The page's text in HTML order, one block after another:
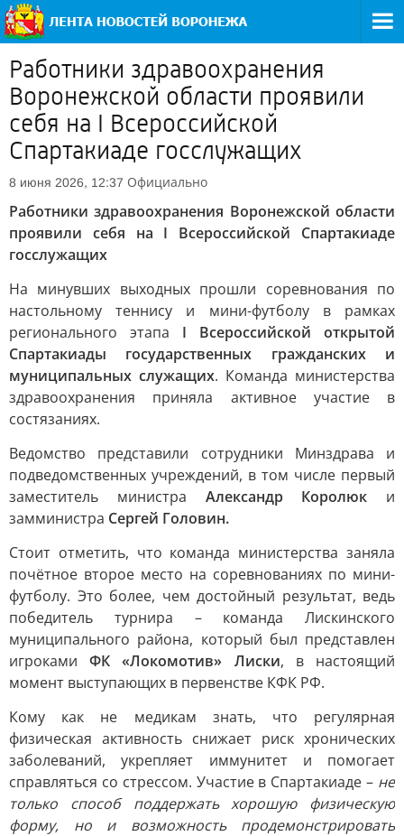
Работники здравоохранения
Воронежской области проявили
себя на I Всероссийской
Спартакиаде госслужащих
8 июня 2026, 12:37 Официально
Работники здравоохранения Воронежской области
проявили себя на I Всероссийской Спартакиаде
госслужащих
На минувших выходных прошли соревнования по
настольному теннису и мини-футболу в рамках
регионального этапа I Всероссийской открытой
Спартакиады государственных гражданских и
муниципальных служащих. Команда министерства
здравоохранения приняла активное участие в
состязаниях.
Ведомство представили сотрудники Минздрава и
подведомственных учреждений, в том числе первый
заместитель министра Александр Королюк и
замминистра Сергей Головин.
Стоит отметить, что команда министерства заняла
почётное второе место на соревнованиях по мини-
футболу. Это более, чем достойный результат, ведь
победитель турнира – команда Лискинского
муниципального района, который был представлен
игроками ФК «Локомотив» Лиски, в настоящий
момент выступающих в первенстве КФК РФ.
Кому как не медикам знать, что регулярная
физическая активность снижает риск хронических
заболеваний, укрепляет иммунитет и помогает
справляться со стрессом. Участие в Спартакиаде – не
только способ поддержать хорошую физическую
форму, но и возможность продемонстрировать